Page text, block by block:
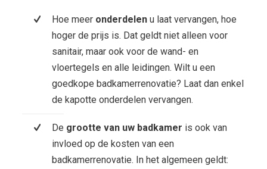
Hoe meer onderdelenu laat vervangen, hoe
hoger de prijs is. Dat geldt niet alleen voor
sanitair, maar ook voor de wand- en
vloertegels en alle leidingen. Wilt u een
goedkope badkamerrenovatie? Laat dan enkel
de kapotte onderdelen vervangen.
De grootte van uw badkamer is ook van
invloed op de kosten van een
badkamerrenovatie. In het algemeen geldt: